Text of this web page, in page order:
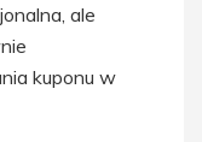
ale
kuponu w